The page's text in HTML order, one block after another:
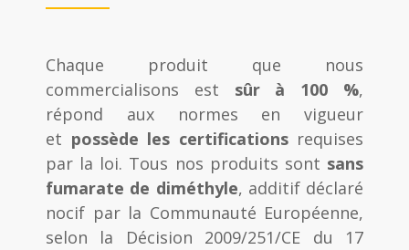
Chaque produit que nous
commercialisons est sûr à 100 %,
répond aux normes en vigueur
et possède les certificationsrequises
par la loi. Tous nos produits sont sans
fumarate de diméthyle, additif déclaré
nocif par la Communauté Européenne,
selon la Décision 2009/251/CE du 17